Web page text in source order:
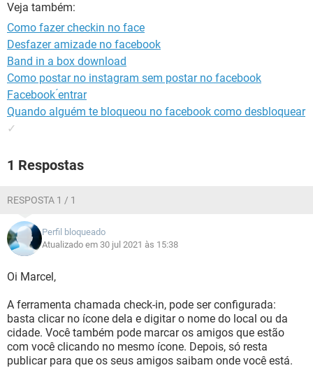
GUIA DE COMPRAS
Veja também:
Como fazer checkin no face
Desfazer amizade no facebook
Band in a box download
Como postar no instagram sem postar no facebook
Facebook ́entrar
Quando alguém te bloqueou no facebook como desbloquear
✓
1 Respostas
RESPOSTA 1 / 1
Perfil bloqueado
Atualizado em 30 jul 2021 às 15:38
Oi Marcel,
A ferramenta chamada check-in, pode ser configurada:
basta clicar no ícone dela e digitar o nome do local ou da
cidade. Você também pode marcar os amigos que estão
com você clicando no mesmo ícone. Depois, só resta
publicar para que os seus amigos saibam onde você está.